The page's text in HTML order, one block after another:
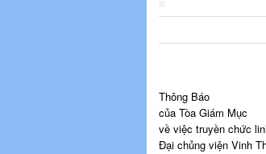
Thông Báo
của Tòa Giám Mục
về việc truyền chức
Đại chủng viện Vinh